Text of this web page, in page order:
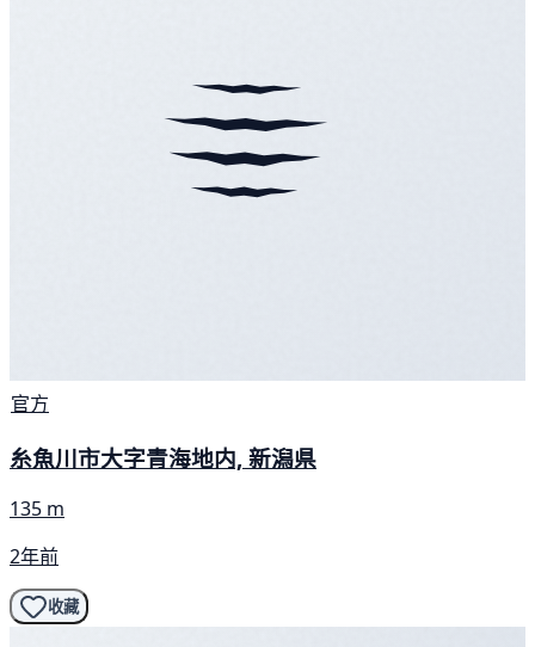
官方
糸魚川市大字青海地内, 新潟県
135 m
2年前
收藏